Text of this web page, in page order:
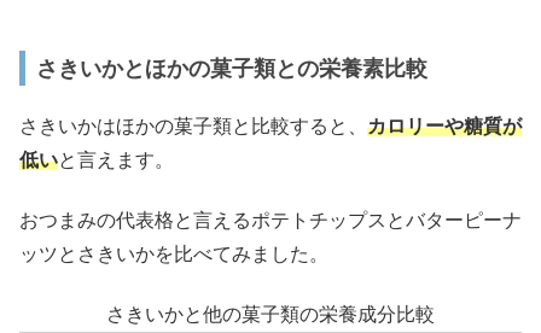
さきいかとほかの菓子類との栄養素比較
さきいかはほかの菓子類と比較すると、 カロリーや糖質が
低いと言えます。
おつまみの代表格と言えるポテトチップスとバターピーナ
ッツとさきいかを比べてみました。
さきいかと他の菓子類の栄養成分比較